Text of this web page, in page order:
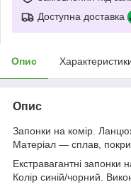
Доступна доставка
Опис
Опис
Запонки на комір.
Матеріал — сплав,
Екстравагантні запонки
Колір синій/чорний.